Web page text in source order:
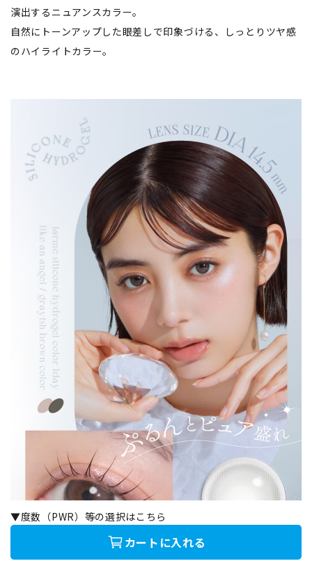
▼度数（PWR）等の選択はこちら
カートに入れる
演出するニュアンスカラー。
自然にトーンアップした眼差しで印象づける、しっとりツヤ感
のハイライトカラー。